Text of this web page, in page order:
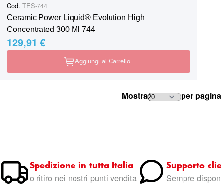
Cod. TES-744
Ceramic Power Liquid® Evolution High
Concentrated 300 Ml 744
129,91 €
Aggiungi al Carrello
Mostra per pagina
Spedizione in tutta Italia
o ritiro nei nostri punti vendita
Supporto
Sempre